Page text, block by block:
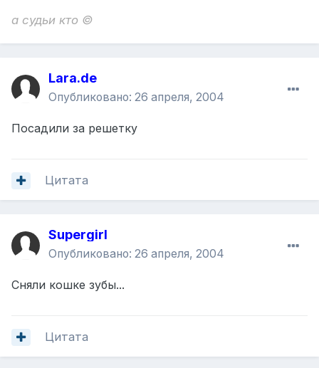
а судьи кто ©
Lara.de
Опубликовано: 26 апреля, 2004
Посадили за решетку
Цитата
Supergirl
Опубликовано: 26 апреля, 2004
Сняли кошке зубы...
Цитата